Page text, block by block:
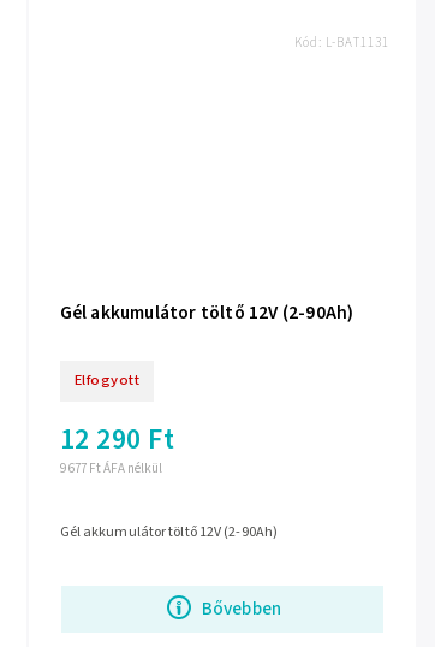
Gél akkumulátor töltő 12V (2-90Ah)
Elfogyott
9 677 Ft ÁFA nélkül
12 290 Ft
Bővebben
Gél akkumulátor töltő 12V (2-90Ah)
Kód: L-BAT1131